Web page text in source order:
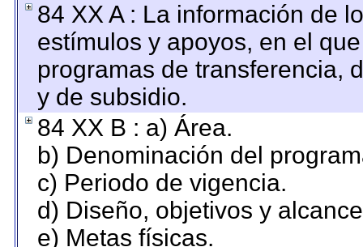
84 XX A : La información de
estímulos y apoyos, en el
programas de transferencia,
y de subsidio.
84 XX B : a) Área.
b) Denominación del
c) Periodo de vigencia.
d) Diseño, objetivos y
e) Metas físicas.